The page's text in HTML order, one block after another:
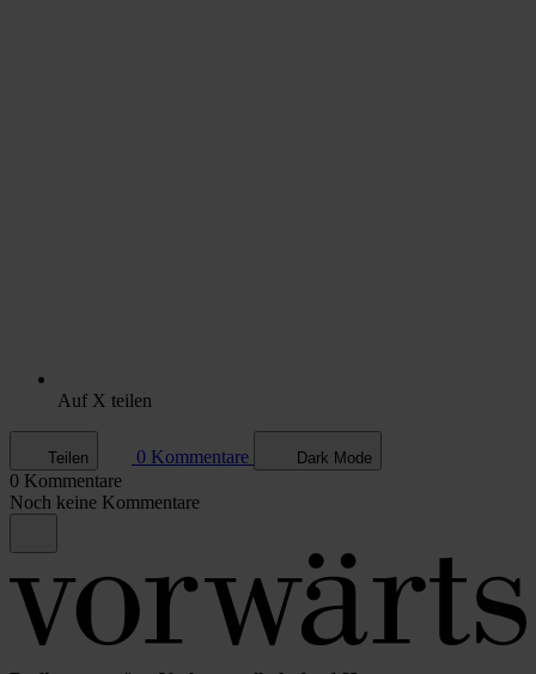
Auf X teilen
Teilen 0 Kommentare Dark Mode
0 Kommentare
Noch keine Kommentare